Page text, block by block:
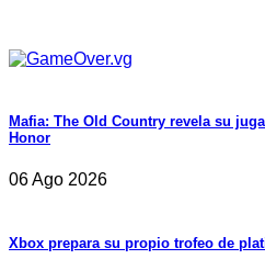
Mafia: The Old Country revela su
Honor
06 Ago 2026
Xbox prepara su propio trofeo de